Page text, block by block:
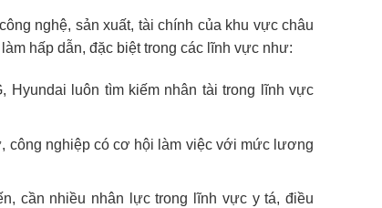
nghệ, sản xuất, tài chính của khu vực châu
hấp dẫn, đặc biệt trong các lĩnh vực như:
Hyundai luôn tìm kiếm nhân tài trong lĩnh vực
công nghiệp có cơ hội làm việc với mức lương
cần nhiều nhân lực trong lĩnh vực y tá, điều